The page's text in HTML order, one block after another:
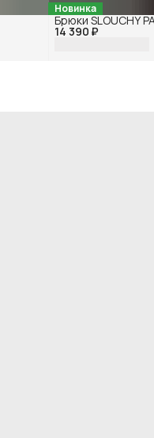
Новинка
14 390 ₽
Брюки SLOUCHY